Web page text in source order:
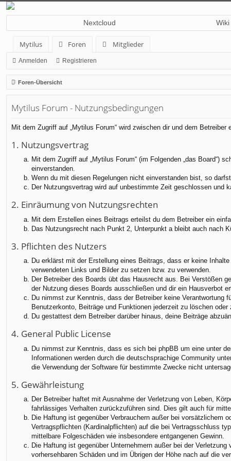
Nextcloud Wiki
Mytilus Foren
Mitglieder
Anmelden Registrieren
Foren-Übersicht
Mytilus Forum - Nutzungsbedingungen
Mit dem Zugriff auf „Mytilus Forum“ wird zwischen dir und dem
1. Nutzungsvertrag
Mit dem Zugriff auf „Mytilus Forum“ (im Folgenden „das Board“)
einverstanden.
Wenn du mit diesen Regelungen nicht einverstanden bist, so
Der Nutzungsvertrag wird auf unbestimmte Zeit geschlossen und
2. Einräumung von Nutzungsrechten
Mit dem Erstellen eines Beitrags erteilst du dem Betreiber ein
Das Nutzungsrecht nach Punkt 2, Unterpunkt a bleibt auch nach
3. Pflichten des Nutzers
Du erklärst mit der Erstellung eines Beitrags, dass er keine
verwendeten Links und Bilder zu setzen bzw. zu verwenden.
Der Betreiber des Boards übt das Hausrecht aus. Bei Verstößen
der Nutzung dieses Boards ausschließen und dir ein Hausverbot
Du nimmst zur Kenntnis, dass der Betreiber keine
Benutzerkonto, Beiträge und Funktionen jederzeit zu löschen oder
Du gestattest dem Betreiber darüber hinaus, deine Beiträge
4. General Public License
Du nimmst zur Kenntnis, dass es sich bei phpBB um eine unter der
Informationen werden durch die deutschsprachige Community
die Verwendung der Software für bestimmte Zwecke nicht
5. Gewährleistung
Der Betreiber haftet mit Ausnahme der Verletzung von Leben,
fahrlässiges Verhalten zurückzuführen sind. Dies gilt auch für
Die Haftung ist gegenüber Verbrauchern außer bei vorsätzlichem
Vertragspflichten (Kardinalpflichten) auf die bei Vertragsschluss
mittelbare Folgeschäden wie insbesondere entgangenen Gewinn.
Die Haftung ist gegenüber Unternehmern außer bei der
vorhersehbaren Schäden und im Übrigen der Höhe nach auf die